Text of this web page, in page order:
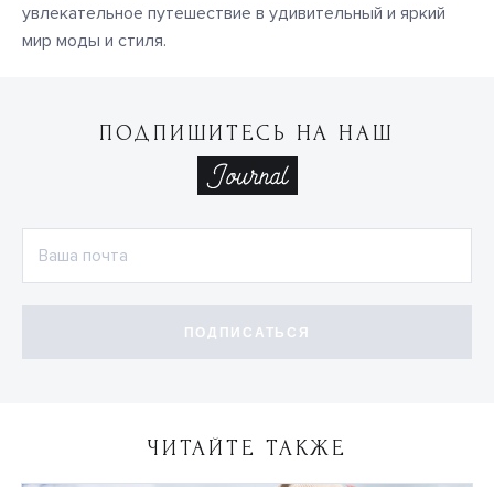
увлекательное путешествие в удивительный и яркий
мир моды и стиля.
ПОДПИШИТЕСЬ НА НАШ
ПОДПИСАТЬСЯ
ЧИТАЙТЕ ТАКЖЕ